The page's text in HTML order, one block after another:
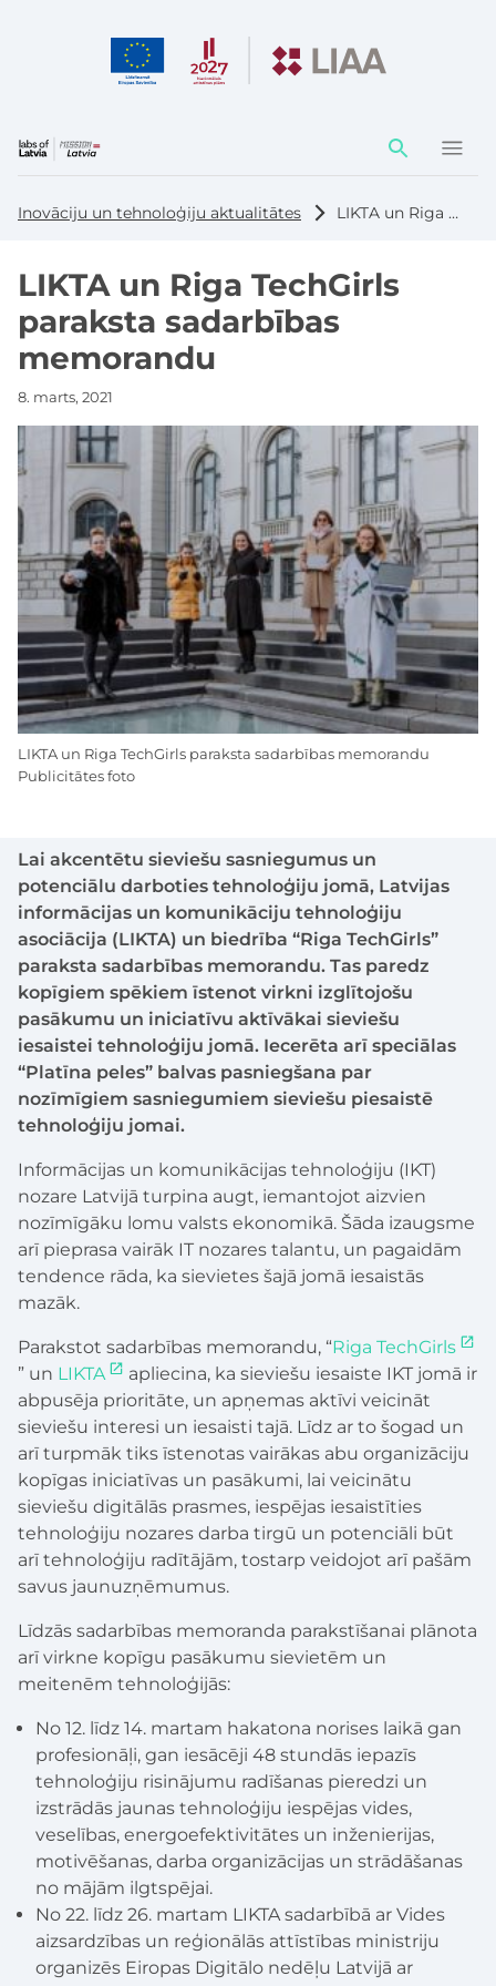
Darbības
elementi
Inovāciju un tehnoloģiju aktualitātes LIKTA un Riga TechGirls paraksta sadarbības memorandu
LIKTA un Riga TechGirls
paraksta sadarbības
memorandu
8. marts, 2021
Lai akcentētu sieviešu sasniegumus un
potenciālu darboties tehnoloģiju jomā, Latvijas
informācijas un komunikāciju tehnoloģiju
asociācija (LIKTA) un biedrība “Riga TechGirls”
paraksta sadarbības memorandu. Tas paredz
kopīgiem spēkiem īstenot virkni izglītojošu
pasākumu un iniciatīvu aktīvākai sieviešu
iesaistei tehnoloģiju jomā. Iecerēta arī speciālas
“Platīna peles” balvas pasniegšana par
nozīmīgiem sasniegumiem sieviešu piesaistē
tehnoloģiju jomai.
Informācijas un komunikācijas tehnoloģiju (IKT)
nozare Latvijā turpina augt, iemantojot aizvien
nozīmīgāku lomu valsts ekonomikā. Šāda izaugsme
arī pieprasa vairāk IT nozares talantu, un pagaidām
tendence rāda, ka sievietes šajā jomā iesaistās
mazāk.
Parakstot sadarbības memorandu, “Riga TechGirls
” un LIKTA
apliecina, ka sieviešu iesaiste IKT jomā ir
abpusēja prioritāte, un apņemas aktīvi veicināt
sieviešu interesi un iesaisti tajā. Līdz ar to šogad un
arī turpmāk tiks īstenotas vairākas abu organizāciju
kopīgas iniciatīvas un pasākumi, lai veicinātu
sieviešu digitālās prasmes, iespējas iesaistīties
tehnoloģiju nozares darba tirgū un potenciāli būt
arī tehnoloģiju radītājām, tostarp veidojot arī pašām
savus jaunuzņēmumus.
Līdzās sadarbības memoranda parakstīšanai plānota
arī virkne kopīgu pasākumu sievietēm un
meitenēm tehnoloģijās:
No 12. līdz 14. martam hakatona norises laikā gan
profesionāļi, gan iesācēji 48 stundās iepazīs
tehnoloģiju risinājumu radīšanas pieredzi un
izstrādās jaunas tehnoloģiju iespējas vides,
veselības, energoefektivitātes un inženierijas,
motivēšanas, darba organizācijas un strādāšanas
no mājām ilgtspējai.
No 22. līdz 26. martam LIKTA sadarbībā ar Vides
aizsardzības un reģionālās attīstības ministriju
organizēs Eiropas Digitālo nedēļu Latvijā ar
LIKTA un Riga TechGirls paraksta sadarbības memorandu
Publicitātes foto